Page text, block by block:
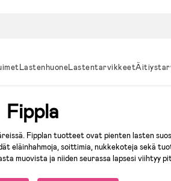
LastenhuoneLastentarvikkeet
Fippla
Fipplan tuotteet ovat pienten lasten
eläinhahmoja, soittimia, nukkekoteja sekä
muovista ja niiden seurassa lapsesi viihtyy